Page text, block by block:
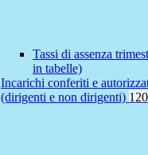
Tassi di assenza
in tabelle)
Incarichi conferiti e
(dirigenti e non dirigenti) 120